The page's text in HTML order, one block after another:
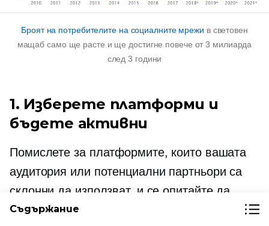
Броят на потребителите на социалните мрежи в световен
мащаб само ще расте и ще достигне повече от 3 милиарда
след 3 години
1. Изберете платформи и
бъдете активни
Помислете за платформите, които вашата
аудитория или потенциални партньори са
склонни да използват, и се опитайте да
бъдете активни в тях. Можете да се
Съдържание